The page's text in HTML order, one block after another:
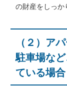
の財産をしっか
（２）ア
駐車場な
ている場合